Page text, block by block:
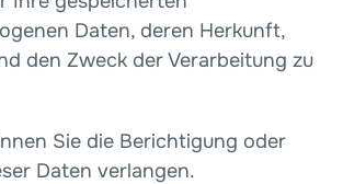
Daten, deren Herkunft,
den Zweck der Verarbeitung zu
Sie die Berichtigung oder
Daten verlangen.